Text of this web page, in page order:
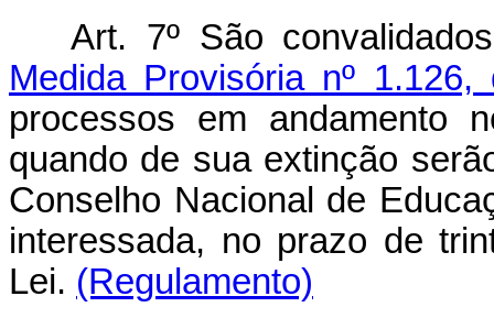
Art. 7º São
Medida Provisória nº
processos em andamento
quando de sua extinção
Conselho Nacional de
interessada, no prazo de
Lei. (Regulamento)